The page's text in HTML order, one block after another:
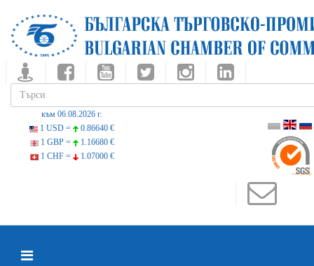
към 06.08.2026 г.
1 USD =
0.86640 €
1 GBP =
1.16680 €
1 CHF =
1.07000 €